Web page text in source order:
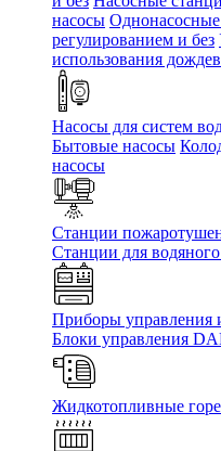
насосы
регулированием и без
использования
Насосы для систем
Бытовые насосы
насосы
Станции
Станции для
Приборы управления
Блоки управления
Жидкотопливные